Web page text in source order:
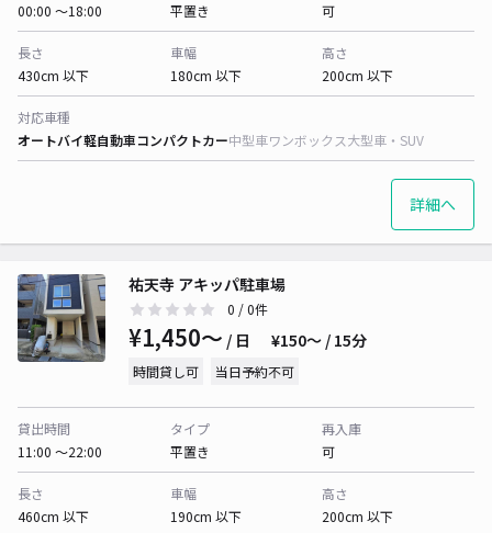
00:00 〜18:00
平置き
可
長さ
430cm 以下
車幅
180cm 以下
高さ
200cm 以下
対応車種
オートバイ軽自動車コンパクトカー中型車ワンボックス大型車・SUV
詳細へ
祐天寺 アキッパ駐車場
0 / 0件
¥1,450〜 / 日 ¥150〜 / 15分
時間貸し可 当日予約不可
貸出時間
11:00 〜22:00
タイプ
平置き
再入庫
可
長さ
460cm 以下
車幅
190cm 以下
高さ
200cm 以下